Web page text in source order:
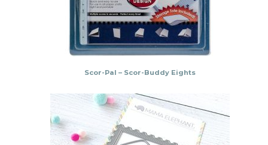
Scor-Pal – Scor-Buddy Eights